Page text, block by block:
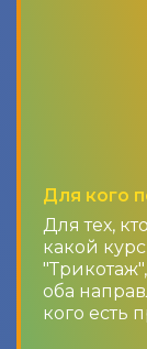
Для кого
Для тех,
какой
оба
кого есть